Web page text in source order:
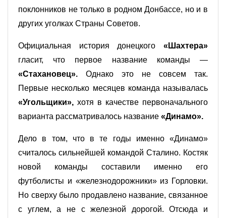
поклонников не только в родном Донбассе, но и в
других уголках Страны Советов.
Официальная история донецкого «Шахтера»
гласит, что первое название команды —
«Стахановец». Однако это не совсем так.
Первые несколько месяцев команда называлась
«Угольщики», хотя в качестве первоначального
варианта рассматривалось название «Динамо».
Дело в том, что в те годы именно «Динамо»
считалось сильнейшей командой Сталино. Костяк
новой команды составили именно его
футболисты и «железнодорожники» из Горловки.
Но сверху было продавлено название, связанное
с углем, а не с железной дорогой. Отсюда и